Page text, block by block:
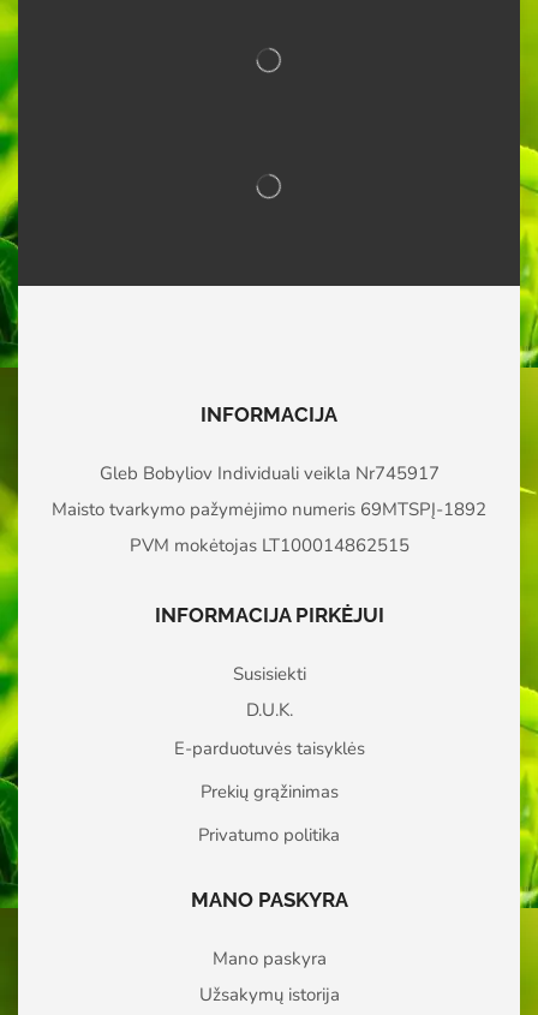
INFORMACIJA
Gleb Bobyliov Individuali veikla Nr745917
Maisto tvarkymo pažymėjimo numeris 69MTSPĮ-1892
PVM mokėtojas LT100014862515
INFORMACIJA PIRKĖJUI
Susisiekti
D.U.K.
E-parduotuvės taisyklės
Prekių grąžinimas
Privatumo politika
MANO PASKYRA
Mano paskyra
Užsakymų istorija